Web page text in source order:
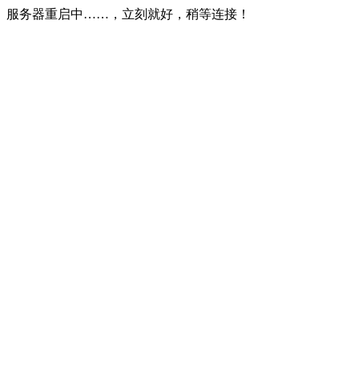
服务器重启中……，立刻就好，稍等连接！